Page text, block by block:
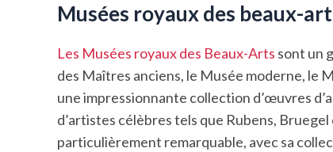
Musées royaux des beaux-
Les Musées royaux des Beaux-Arts sont un
des Maîtres anciens, le Musée moderne, le
une impressionnante collection d’œuvres
d’artistes célèbres tels que Rubens,
particulièrement remarquable, avec sa